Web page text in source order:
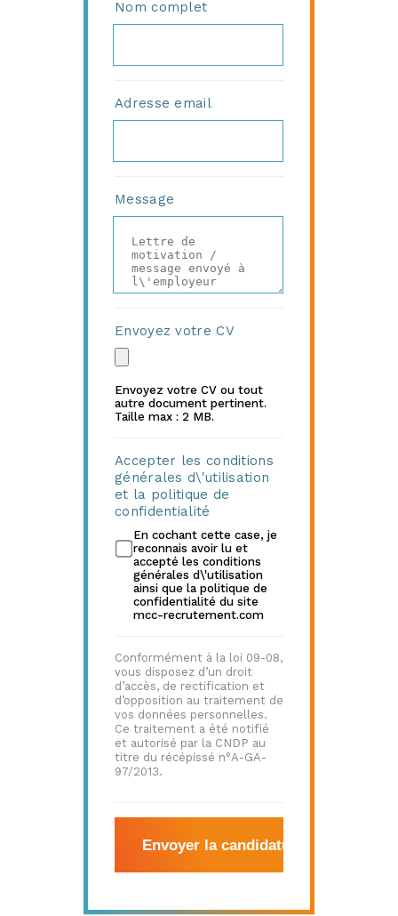
Nom complet
Adresse email
Message
Envoyez votre CV
Envoyez votre CV ou tout
autre document pertinent.
Taille max : 2 MB.
Accepter les conditions
générales d\'utilisation
et la politique de
confidentialité
En cochant cette case, je
reconnais avoir lu et
accepté les conditions
générales d\'utilisation
ainsi que la politique de
confidentialité du site
mcc-recrutement.com
Conformément à la loi 09-08,
vous disposez d’un droit
d’accès, de rectification et
d’opposition au traitement de
vos données personnelles.
Ce traitement a été notifié
et autorisé par la CNDP au
titre du récépissé n°A-GA-
97/2013.